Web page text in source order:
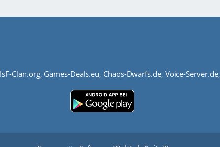
IsF-Clan.org, Games-Deals.eu, Chaos-Dwarfs.de, Voice-Server.de,